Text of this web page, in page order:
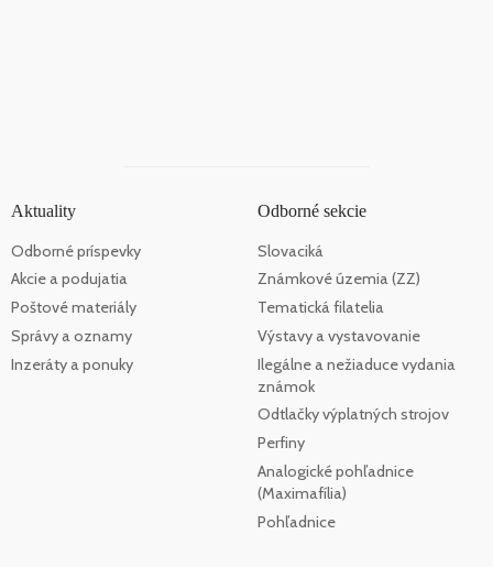
Aktuality
Odborné príspevky
Akcie a podujatia
Poštové materiály
Správy a oznamy
Inzeráty a ponuky
Odborné sekcie
Slovaciká
Známkové územia (ZZ)
Tematická filatelia
Výstavy a vystavovanie
Ilegálne a nežiaduce vydania
známok
Odtlačky výplatných strojov
Perfiny
Analogické pohľadnice
(Maximafília)
Pohľadnice